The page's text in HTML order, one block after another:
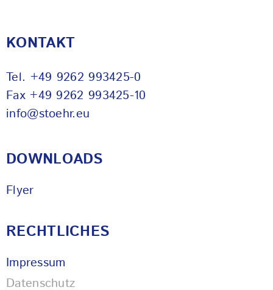
KONTAKT
Tel. +49 9262 993425-0
Fax +49 9262 993425-10
info@stoehr.eu
DOWNLOADS
Flyer
RECHTLICHES
Impressum
Datenschutz